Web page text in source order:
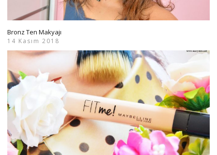
Bronz Ten Makyajı
14 Kasım 2018